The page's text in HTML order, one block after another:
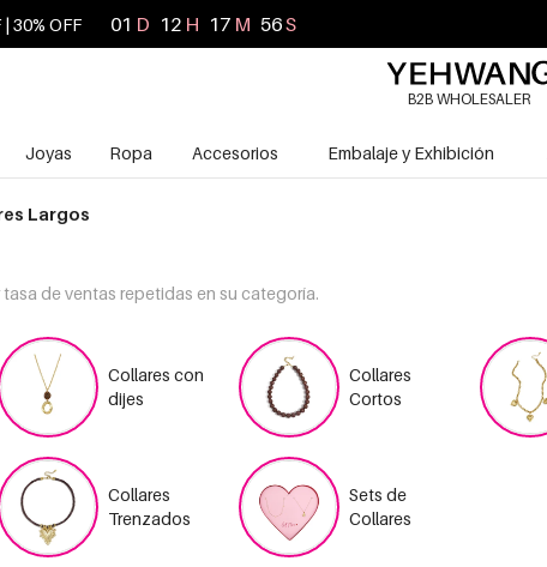
30% OFF 01 D 12 H 17 M 55S
B2B WHOLESALER
Joyas Ropa Accesorios Embalaje y Exhibición
Largos
de ventas repetidas en su categoría.
Collares con
dijes
Collares
Cortos
Collares
Trenzados
Sets de
Collares